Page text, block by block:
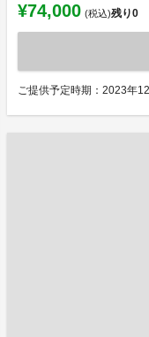
¥74,000 (税込)残り0
ご提供予定時期：2023年